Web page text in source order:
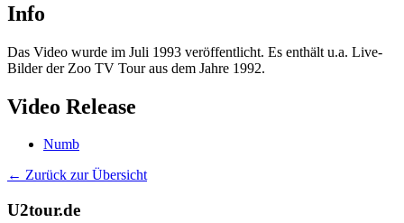
Info
Das Video wurde im Juli 1993 veröffentlicht. Es enthält u.a. Live-
Bilder der Zoo TV Tour aus dem Jahre 1992.
Video Release
Numb
← Zurück zur Übersicht
U2tour.de